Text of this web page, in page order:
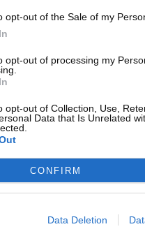
opt-out of the Sale of my
opt-out of processing my
opt-out of Collection, Use,
Data that Is Unrelated
CONFIRM
Data Deletion
février et la deadline.
départs, ce serait
de 40 ans et pour